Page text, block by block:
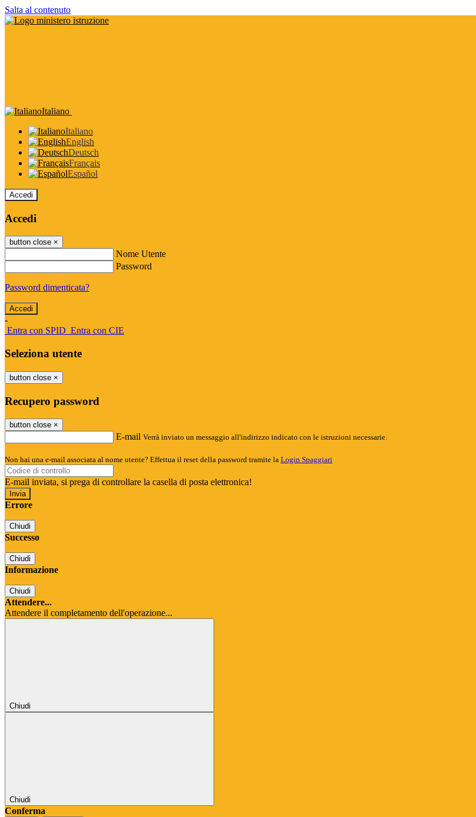
Salta al contenuto
Italiano
Italiano
English
Deutsch
Français
Español
Accedi
Accedi
button close ×
Nome Utente
Password
Password dimenticata?
-
Entra con SPID Entra con CIE
Seleziona utente
button close ×
Recupero password
button close ×
E-mail Verrà inviato un messaggio all'indirizzo indicato con le istruzioni necessarie.
Non hai una e-mail associata al nome utente? Effettua il reset della password tramite la Login Spaggiari
E-mail inviata, si prega di controllare la casella di posta elettronica!
Errore
Chiudi
Successo
Chiudi
Informazione
Chiudi
Attendere...
Attendere il completamento dell'operazione...
Chiudi
Chiudi
Conferma